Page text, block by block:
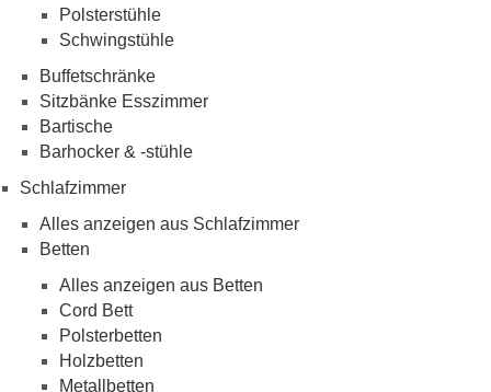
Polsterstühle
Schwingstühle
Buffetschränke
Sitzbänke Esszimmer
Bartische
Barhocker & -stühle
Schlafzimmer
Alles anzeigen aus Schlafzimmer
Betten
Alles anzeigen aus Betten
Cord Bett
Polsterbetten
Holzbetten
Metallbetten